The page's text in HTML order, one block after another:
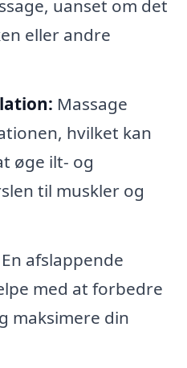
uanset om det
eller andre
Massage
hvilket kan
øge ilt- og
til muskler og
En afslappende
med at forbedre
maksimere din